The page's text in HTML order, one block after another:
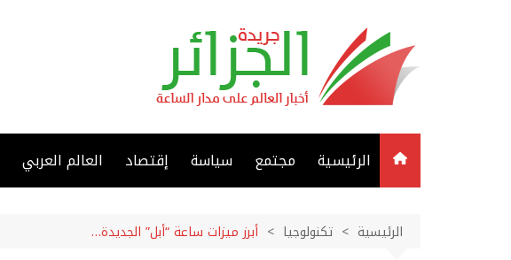
الرئيسية مجتمع سياسة إقتصاد العالم العربي
الرئيسية تكنولوجيا أبرز ميزات ساعة “أبل” الجديدة…